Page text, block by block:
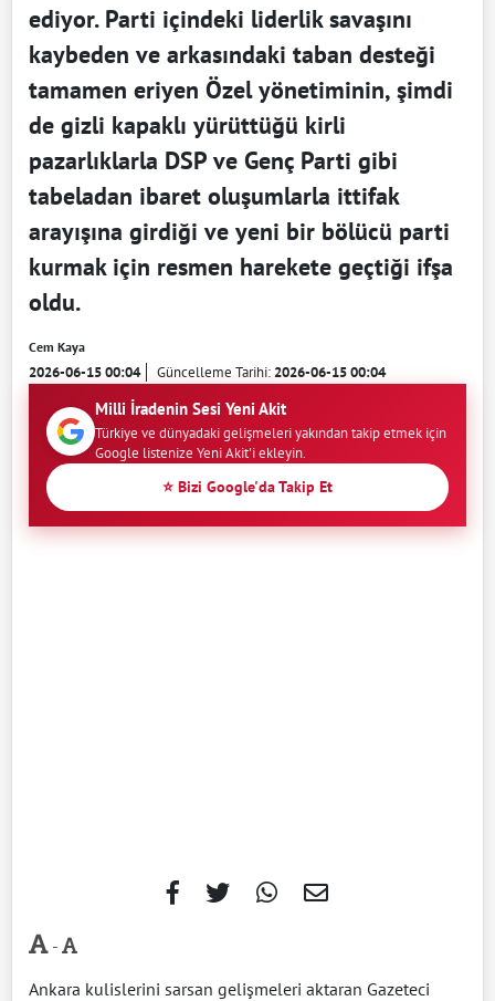
ediyor. Parti içindeki liderlik savaşını
kaybeden ve arkasındaki taban desteği
tamamen eriyen Özel yönetiminin, şimdi
de gizli kapaklı yürüttüğü kirli
pazarlıklarla DSP ve Genç Parti gibi
tabeladan ibaret oluşumlarla ittifak
arayışına girdiği ve yeni bir bölücü parti
kurmak için resmen harekete geçtiği ifşa
oldu.
Cem Kaya
2026-06-15 00:04 Güncelleme Tarihi:2026-06-15 00:04
Milli İradenin Sesi Yeni Akit
Türkiye ve dünyadaki gelişmeleri yakından takip etmek için
Google listenize Yeni Akit'i ekleyin.
⭐ Bizi Google'da Takip Et
-
Ankara kulislerini sarsan gelişmeleri aktaran Gazeteci